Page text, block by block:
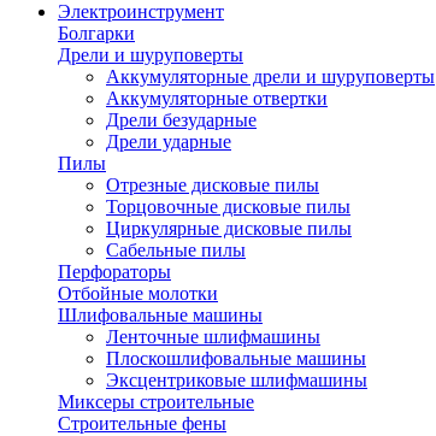
Электроинструмент
Болгарки
Дрели и шуруповерты
Аккумуляторные дрели и шуруповерты
Аккумуляторные отвертки
Дрели безударные
Дрели ударные
Пилы
Отрезные дисковые пилы
Торцовочные дисковые пилы
Циркулярные дисковые пилы
Сабельные пилы
Перфораторы
Отбойные молотки
Шлифовальные машины
Ленточные шлифмашины
Плоскошлифовальные машины
Эксцентриковые шлифмашины
Миксеры строительные
Строительные фены